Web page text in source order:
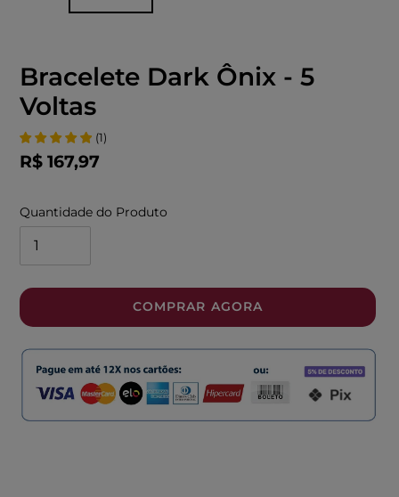
Bracelete Dark Ônix - 5
Voltas
(1)
Preço
R$ 167,97
Quantidade do Produto
COMPRAR AGORA